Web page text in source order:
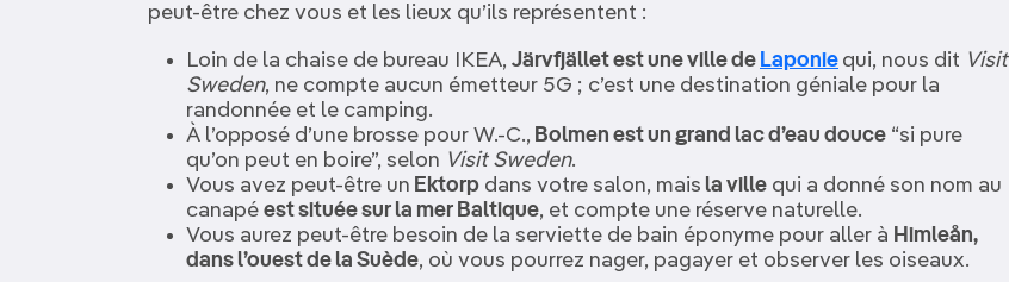
peut-être chez vous et les lieux qu’ils représentent :
Loin de la chaise de bureau IKEA, Järvfjället est une ville de Laponie qui, nous dit Visit
Sweden, ne compte aucun émetteur 5G ; c’est une destination géniale pour la
randonnée et le camping.
À l’opposé d’une brosse pour W.-C., Bolmen est un grand lac d’eau douce “si pure
qu’on peut en boire”, selon Visit Sweden.
Vous avez peut-être un Ektorp dans votre salon, mais la ville qui a donné son nom au
canapé est située sur la mer Baltique, et compte une réserve naturelle.
Vous aurez peut-être besoin de la serviette de bain éponyme pour aller à Himleån,
dans l’ouest de la Suède, où vous pourrez nager, pagayer et observer les oiseaux.